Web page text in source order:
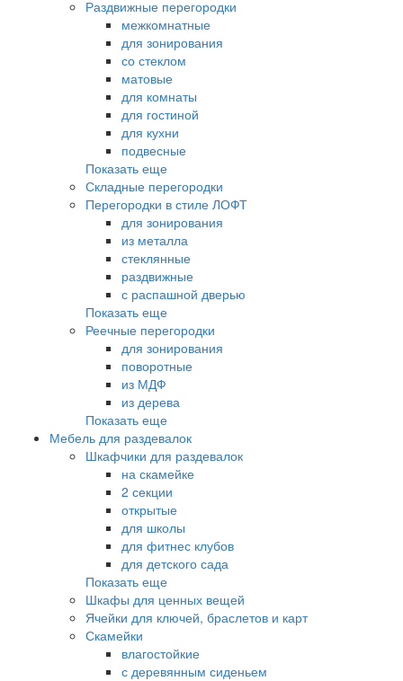
Раздвижные перегородки
межкомнатные
для зонирования
со стеклом
матовые
для комнаты
для гостиной
для кухни
подвесные
Показать еще
Складные перегородки
Перегородки в стиле ЛОФТ
для зонирования
из металла
стеклянные
раздвижные
с распашной дверью
Показать еще
Реечные перегородки
для зонирования
поворотные
из МДФ
из дерева
Показать еще
Мебель для раздевалок
Шкафчики для раздевалок
на скамейке
2 секции
открытые
для школы
для фитнес клубов
для детского сада
Показать еще
Шкафы для ценных вещей
Ячейки для ключей, браслетов и карт
Скамейки
влагостойкие
с деревянным сиденьем